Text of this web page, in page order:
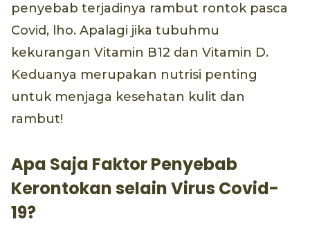
penyebab terjadinya rambut rontok pasca
Covid, lho. Apalagi jika tubuhmu
kekurangan Vitamin B12 dan Vitamin D.
Keduanya merupakan nutrisi penting
untuk menjaga kesehatan kulit dan
rambut!
Apa Saja Faktor Penyebab
Kerontokan selain Virus Covid-
19?